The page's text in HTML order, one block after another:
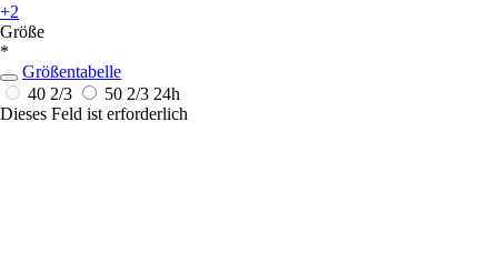
+2
Größe
*
Größentabelle
40 2/3
50 2/3 24h
Dieses Feld ist erforderlich